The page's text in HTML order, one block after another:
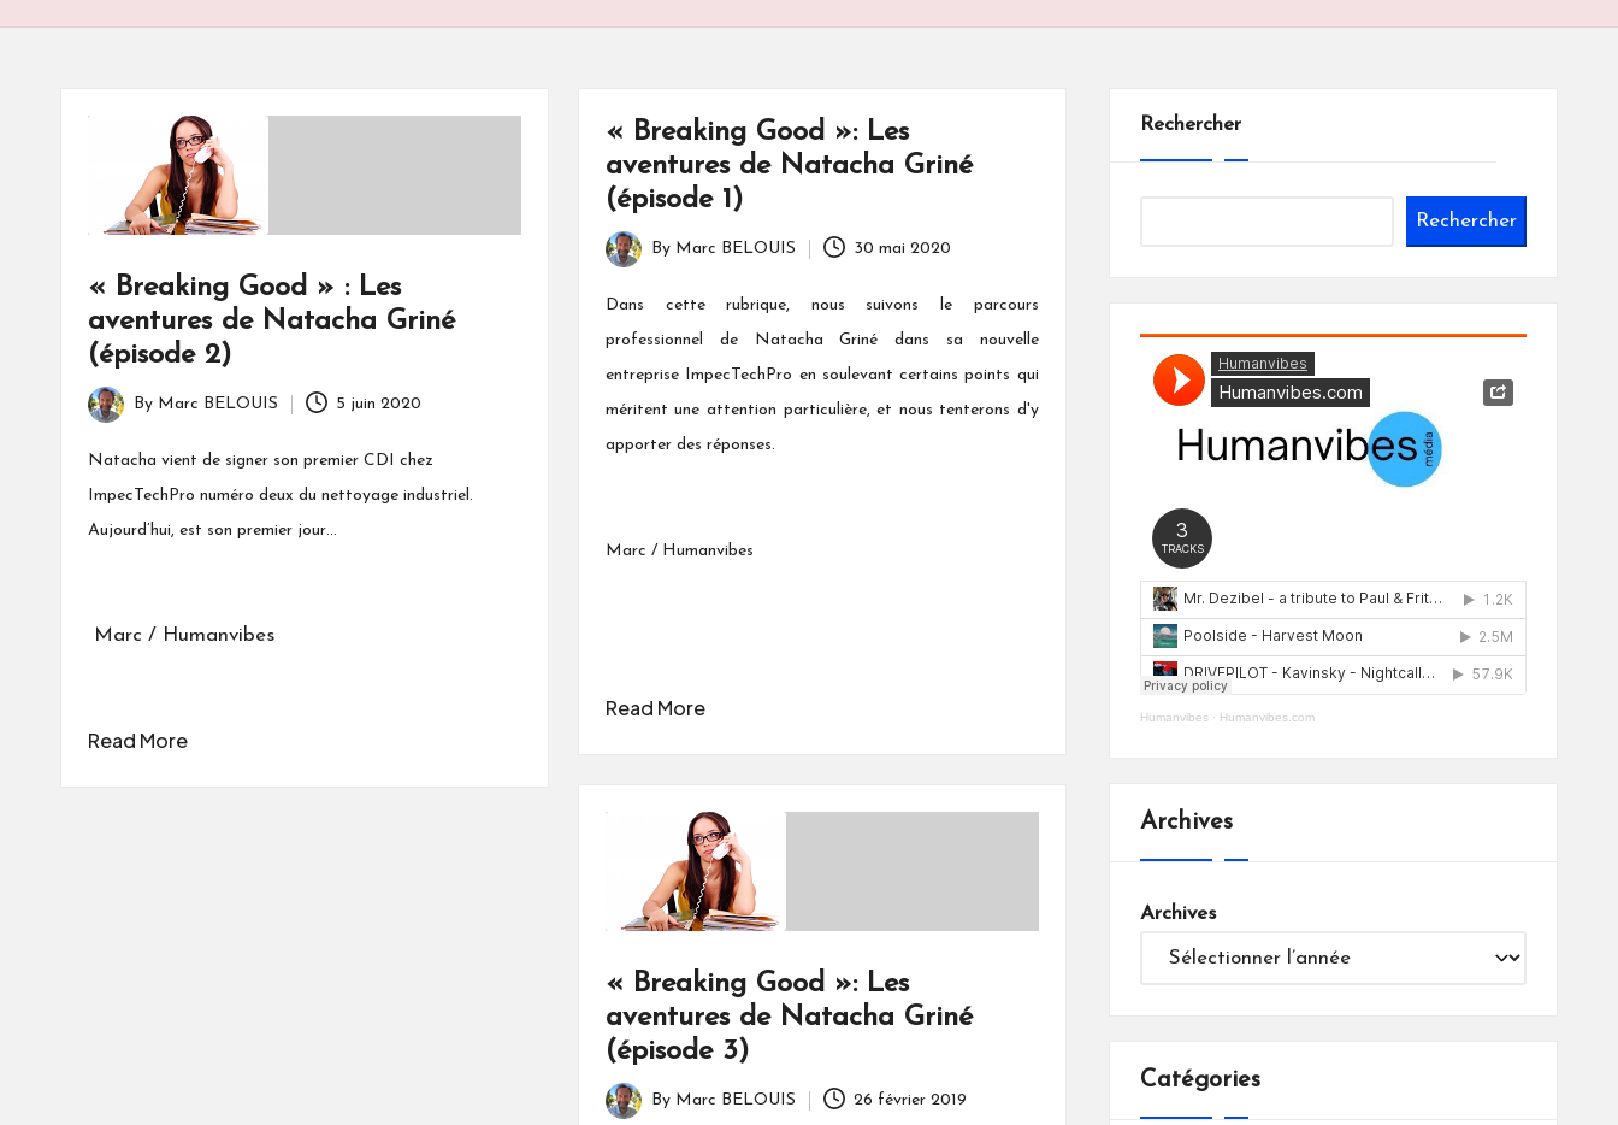
« Breaking Good » : Les
aventures de Natacha Griné
(épisode 2)
Posted
By Marc BELOUIS 5 juin 2020
Natacha vient de signer son premier CDI chez
ImpecTechPro numéro deux du nettoyage industriel.
Aujourd’hui, est son premier jour…
Marc / Humanvibes
Read More
« Breaking Good »: Les
aventures de Natacha Griné
(épisode 1)
Posted
By Marc BELOUIS 30 mai 2020
Dans cette rubrique, nous suivons le parcours
professionnel de Natacha Griné dans sa nouvelle
entreprise ImpecTechPro en soulevant certains points qui
méritent une attention particulière, et nous tenterons d'y
apporter des réponses.
Marc / Humanvibes
Read More
« Breaking Good »: Les
aventures de Natacha Griné
(épisode 3)
Posted
By Marc BELOUIS 26 février 2019
Rechercher
Rechercher
Humanvibes· Humanvibes.com
Archives
Archives
Catégories